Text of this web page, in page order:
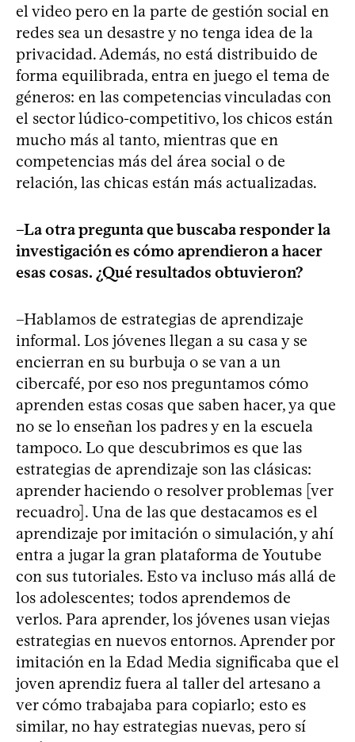
el video pero en la parte de gestión social en
redes sea un desastre y no tenga idea de la
privacidad. Además, no está distribuido de
forma equilibrada, entra en juego el tema de
géneros: en las competencias vinculadas con
el sector lúdico-competitivo, los chicos están
mucho más al tanto, mientras que en
competencias más del área social o de
relación, las chicas están más actualizadas.
–La otra pregunta que buscaba responder la
investigación es cómo aprendieron a hacer
esas cosas. ¿Qué resultados obtuvieron?
–Hablamos de estrategias de aprendizaje
informal. Los jóvenes llegan a su casa y se
encierran en su burbuja o se van a un
cibercafé, por eso nos preguntamos cómo
aprenden estas cosas que saben hacer, ya que
no se lo enseñan los padres y en la escuela
tampoco. Lo que descubrimos es que las
estrategias de aprendizaje son las clásicas:
aprender haciendo o resolver problemas [ver
recuadro]. Una de las que destacamos es el
aprendizaje por imitación o simulación, y ahí
entra a jugar la gran plataforma de Youtube
con sus tutoriales. Esto va incluso más allá de
los adolescentes; todos aprendemos de
verlos. Para aprender, los jóvenes usan viejas
estrategias en nuevos entornos. Aprender por
imitación en la Edad Media significaba que el
joven aprendiz fuera al taller del artesano a
ver cómo trabajaba para copiarlo; esto es
similar, no hay estrategias nuevas, pero sí